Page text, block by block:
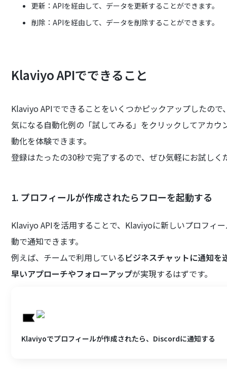
更新：APIを経由して、データを更新することができます。
削除：APIを経由して、データを削除することができます。
Klaviyo APIでできること
Klaviyo APIでできることをいくつかピックアップしたので
気になる自動化例の「試してみる」をクリックしてアカ
動化を体験できます。
登録はたったの30秒で完了するので、ぜひ気軽にお試しく
1. プロフィールが作成されたらフローを起動する
Klaviyo APIを活用することで、Klaviyoに新しいプロフィ
動で通知できます。
例えば、チームで利用しているビジネスチャットに通知を
早いアプローチやフォローアップが実現するはずです。
Klaviyoでプロフィールが作成されたら、Discordに通知する